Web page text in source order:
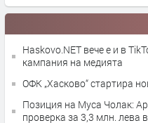
Haskovo.NET вече е и в
кампания на медията
ОФК „Хасково“ стартира
Позиция на Муса Чолак:
проверка за 3,3 млн.